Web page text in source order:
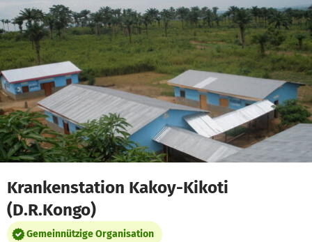
Zum Hauptinhalt springen
Erklärung zur Barrierefreiheit anzeigen
Krankenstation Kakoy-Kikoti
(D.R.Kongo)
Gemeinnützige Organisation